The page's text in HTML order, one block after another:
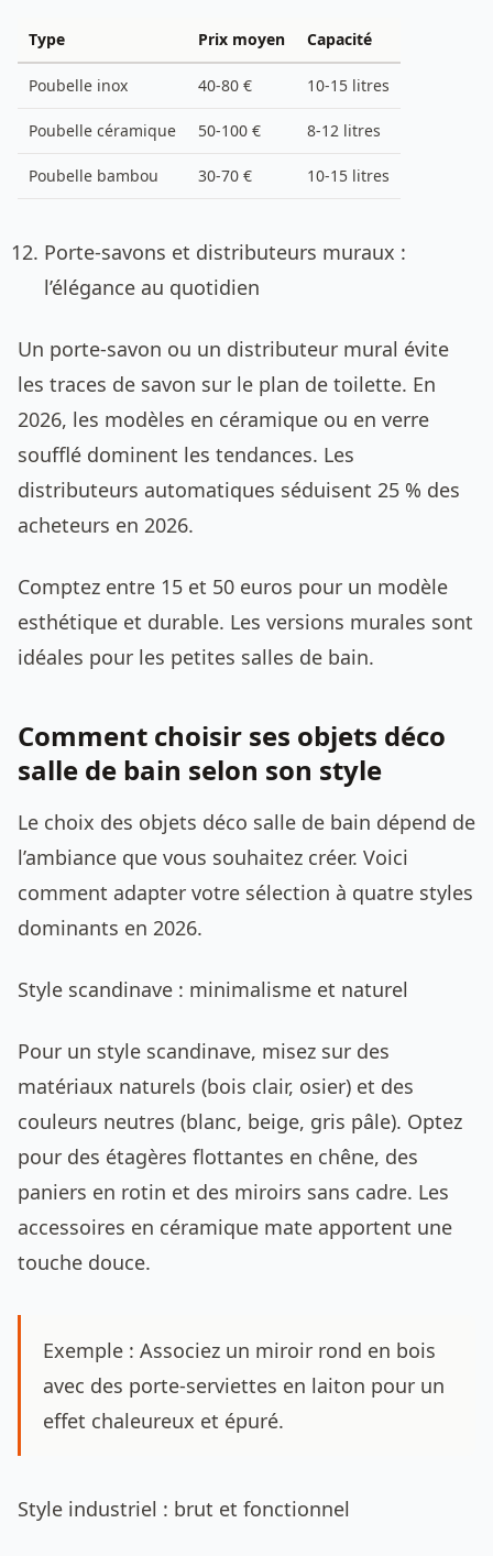
Type Prix moyen Capacité
Poubelle inox 40-80 € 10-15 litres
Poubelle céramique 50-100 € 8-12 litres
Poubelle bambou 30-70 € 10-15 litres
Porte-savons et distributeurs muraux :
l’élégance au quotidien
Un porte-savon ou un distributeur mural évite
les traces de savon sur le plan de toilette. En
2026, les modèles en céramique ou en verre
soufflé dominent les tendances. Les
distributeurs automatiques séduisent 25 % des
acheteurs en 2026.
Comptez entre 15 et 50 euros pour un modèle
esthétique et durable. Les versions murales sont
idéales pour les petites salles de bain.
Comment choisir ses objets déco
salle de bain selon son style
Le choix des objets déco salle de bain dépend de
l’ambiance que vous souhaitez créer. Voici
comment adapter votre sélection à quatre styles
dominants en 2026.
Style scandinave : minimalisme et naturel
Pour un style scandinave, misez sur des
matériaux naturels (bois clair, osier) et des
couleurs neutres (blanc, beige, gris pâle). Optez
pour des étagères flottantes en chêne, des
paniers en rotin et des miroirs sans cadre. Les
accessoires en céramique mate apportent une
touche douce.
Exemple : Associez un miroir rond en bois
avec des porte-serviettes en laiton pour un
effet chaleureux et épuré.
Style industriel : brut et fonctionnel